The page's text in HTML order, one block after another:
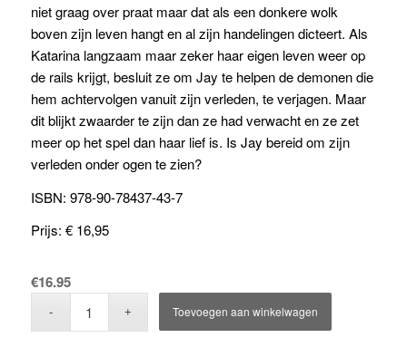
niet graag over praat maar dat als een donkere wolk
boven zijn leven hangt en al zijn handelingen dicteert. Als
Katarina langzaam maar zeker haar eigen leven weer op
de rails krijgt, besluit ze om Jay te helpen de demonen die
hem achtervolgen vanuit zijn verleden, te verjagen. Maar
dit blijkt zwaarder te zijn dan ze had verwacht en ze zet
meer op het spel dan haar lief is. Is Jay bereid om zijn
verleden onder ogen te zien?
ISBN: 978-90-78437-43-7
Prijs: € 16,95
€16.95
Toevoegen aan winkelwagen